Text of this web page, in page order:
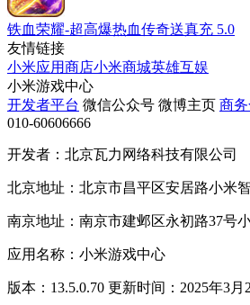
铁血荣耀-超高爆热血传奇送真充 5.0
友情链接
小米应用商店小米商城英雄互娱
小米游戏中心
开发者平台 微信公众号 微博主页 商
010-60606666
开发者：北京瓦力网络科技有限公司
北京地址：北京市昌平区安居路小米
南京地址：南京市建邺区永初路37号
应用名称：小米游戏中心
版本：13.5.0.70 更新时间：2025年3月